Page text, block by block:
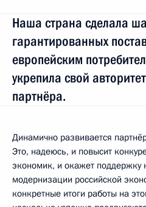
Наша страна сделала
гарантированных
европейским
укрепила свой
партнёра.
Динамично развивается
Это, надеюсь, и повысит
экономик, и окажет поддержку
модернизации российской
конкретные итоги работы на